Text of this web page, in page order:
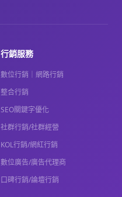
行銷服務
數位行銷｜網路行銷
整合行銷
SEO關鍵字優化
社群行銷/社群經營
KOL行銷/網紅行銷
數位廣告/廣告代理商
口碑行銷/論壇行銷